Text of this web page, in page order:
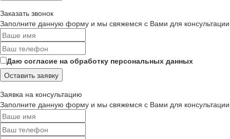
Заказать звонок
Заполните данную форму и мы свяжемся с Вами для консультации
Даю согласие на обработку персональных данных
Оставить заявку
Заявка на консультацию
Заполните данную форму и мы свяжемся с Вами для консультации